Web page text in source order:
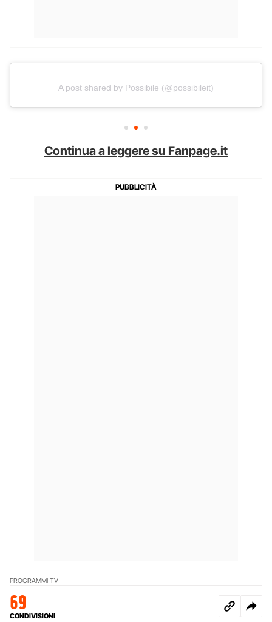
A post shared by Possibile (@possibileit)
Continua a leggere su Fanpage.it
PROGRAMMI TV
69
CONDIVISIONI